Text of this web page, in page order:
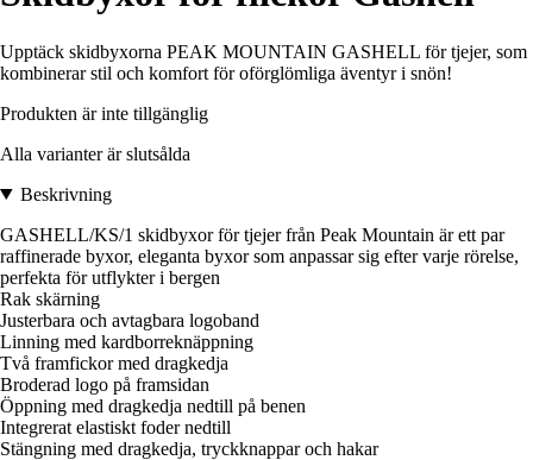
Upptäck skidbyxorna PEAK MOUNTAIN GASHELL för tjejer, som
kombinerar stil och komfort för oförglömliga äventyr i snön!
Produkten är inte tillgänglig
Alla varianter är slutsålda
Beskrivning
GASHELL/KS/1 skidbyxor för tjejer från Peak Mountain är ett par
raffinerade byxor, eleganta byxor som anpassar sig efter varje rörelse,
perfekta för utflykter i bergen
Rak skärning
Justerbara och avtagbara logoband
Linning med kardborreknäppning
Två framfickor med dragkedja
Broderad logo på framsidan
Öppning med dragkedja nedtill på benen
Integrerat elastiskt foder nedtill
Stängning med dragkedja, tryckknappar och hakar